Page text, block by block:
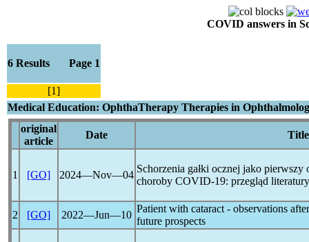
COVID answers in
6 Results Page 1
[1]
Medical Education: OphthaTherapy Therapies in
original
article
Date Title
1 [GO] 2024―Nov―04
Schorzenia gałki ocznej jako
choroby COVID-19: przegląd literatury
2 [GO] 2022―Jun―10
Patient with cataract - observations
future prospects